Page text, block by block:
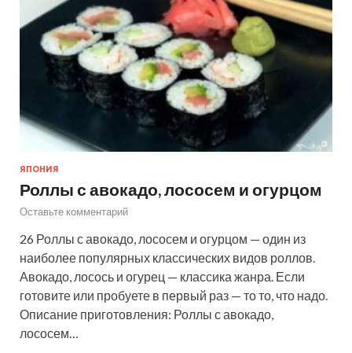
ЯПОНИЯ
Роллы с авокадо, лососем и огурцом
Оставьте комментарий
26 Роллы с авокадо, лососем и огурцом — один из
наиболее популярных классических видов роллов.
Авокадо, лосось и огурец — классика жанра. Если
готовите или пробуете в первый раз — то то, что надо.
Описание приготовления: Роллы с авокадо,
лососем…